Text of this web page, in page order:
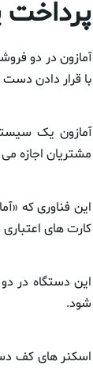
آمازون در دو
با قرار دادن
مشتریان اجازه
این فناوری که
کارت های
این دستگاه در
شود.
اسکنر های کف